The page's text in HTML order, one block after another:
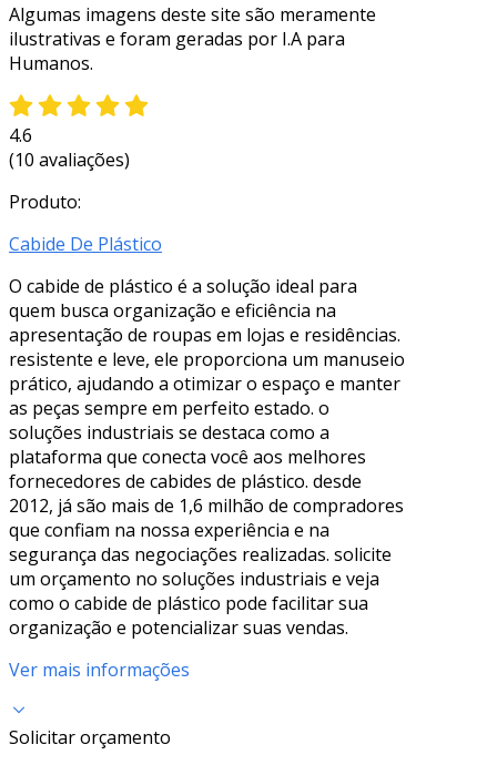
Algumas imagens deste site são meramente
ilustrativas e foram geradas por I.A para
Humanos.
4.6
(10 avaliações)
Produto:
Cabide De Plástico
O cabide de plástico é a solução ideal para
quem busca organização e eficiência na
apresentação de roupas em lojas e residências.
resistente e leve, ele proporciona um manuseio
prático, ajudando a otimizar o espaço e manter
as peças sempre em perfeito estado. o
soluções industriais se destaca como a
plataforma que conecta você aos melhores
fornecedores de cabides de plástico. desde
2012, já são mais de 1,6 milhão de compradores
que confiam na nossa experiência e na
segurança das negociações realizadas. solicite
um orçamento no soluções industriais e veja
como o cabide de plástico pode facilitar sua
organização e potencializar suas vendas.
Ver mais informações
Solicitar orçamento